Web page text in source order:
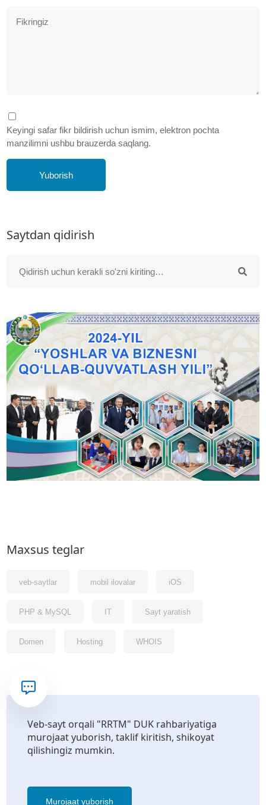
Saytdan qidirish
Maxsus teglar
veb-saytlar mobil ilovalar iOS
PHP & MySQL IT Sayt yaratish
Domen Hosting WHOIS
Veb-sayt orqali "RRTM" DUK rahbariyatiga
murojaat yuborish, taklif kiritish, shikoyat
qilishingiz mumkin.
Murojaat yuborish
Keyingi safar fikr bildirish uchun ismim, elektron pochta
manzilimni ushbu brauzerda saqlang.
Yuborish